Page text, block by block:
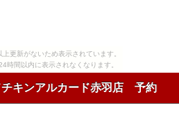
更新がないため表示されています。
時間以内に表示されなくなります。
チキンアルカード赤羽店 予約